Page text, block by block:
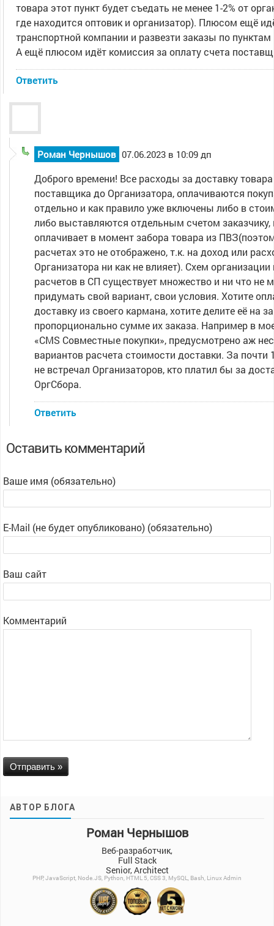
товара этот пункт будет съедать не менее 1-2% от
где находится оптовик и организатор). Плюсом ещё
транспортной компании и развезти заказы по
А ещё плюсом идёт комиссия за оплату счета
Ответить
Роман Чернышов 07.06.2023 в 10:09 дп
Доброго времени! Все расходы за доставку
поставщика до Организатора, оплачиваются
отдельно и как правило уже включены либо в
либо выставляются отдельным счетом
оплачивает в момент забора товара из
расчетах это не отображено, т.к. на доход или
Организатора ни как не влияет). Схем
расчетов в СП существует множество и ни что не
придумать свой вариант, свои условия. Хотите
доставку из своего кармана, хотите делите её на
пропорционально сумме их заказа. Например в
«CMS Совместные покупки», предусмотрено аж
вариантов расчета стоимости доставки. За почти
не встречал Организаторов, кто платил бы за
ОргСбора.
Ответить
Оставить комментарий
Ваше имя (обязательно)
E-Mail (не будет опубликовано) (обязательно)
Ваш сайт
Комментарий
АВТОР БЛОГА
Роман Чернышов
Веб-разработчик,
Full Stack
Senior, Architect
PHP, JavaScript, Node.JS, Python, HTML 5, CSS 3, MySQL, Bash, Linux Admin